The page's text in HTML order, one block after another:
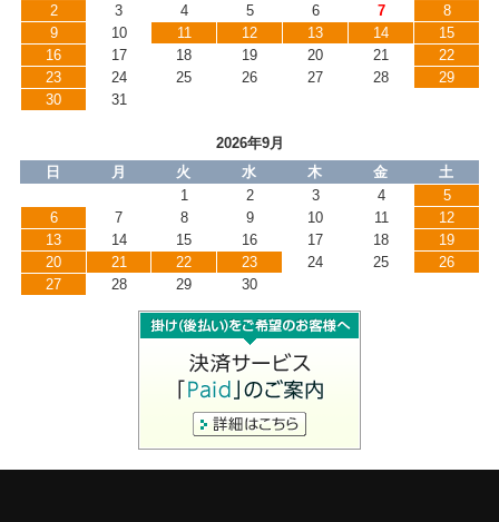
2
3 4 5 6 7
8
9
10 11 12 13 14
15
16
17 18 19 20 21
22
23
24 25 26 27 28
29
30
31
2026年9月
日
月 火 水 木 金
土
1
2 3 4
5
6
7 8 9 10 11
12
13
14 15 16 17 18
19
20
21 22 23 24 25
26
27
28 29 30